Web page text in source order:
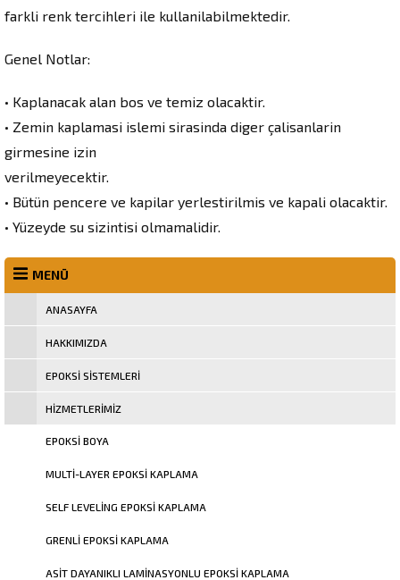
farkli renk tercihleri ile kullanilabilmektedir.
Genel Notlar:
• Kaplanacak alan bos ve temiz olacaktir.
• Zemin kaplamasi islemi sirasinda diger çalisanlarin
girmesine izin
verilmeyecektir.
• Bütün pencere ve kapilar yerlestirilmis ve kapali olacaktir.
• Yüzeyde su sizintisi olmamalidir.
MENÜ
ANASAYFA
HAKKIMIZDA
EPOKSI SISTEMLERI
HIZMETLERIMIZ
EPOKSI BOYA
MULTI-LAYER EPOKSI KAPLAMA
SELF LEVELING EPOKSI KAPLAMA
GRENLI EPOKSI KAPLAMA
ASIT DAYANIKLI LAMINASYONLU EPOKSI KAPLAMA